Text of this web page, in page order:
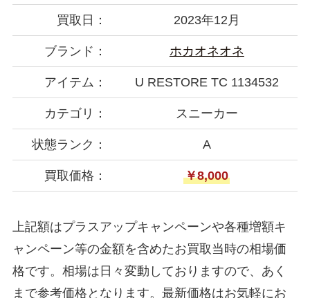
買取日： 2023年12月
ブランド： ホカオネオネ
アイテム： U RESTORE TC 1134532
カテゴリ： スニーカー
状態ランク： A
買取価格： ￥8,000
上記額はプラスアップキャンペーンや各種増額キ
ャンペーン等の金額を含めたお買取当時の相場価
格です。相場は日々変動しておりますので、あく
まで参考価格となります。最新価格はお気軽にお